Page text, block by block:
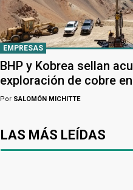
EMPRESAS
BHP y Kobrea sellan
exploración de cobre
Por SALOMÓN MICHITTE
LAS MÁS LEÍDAS